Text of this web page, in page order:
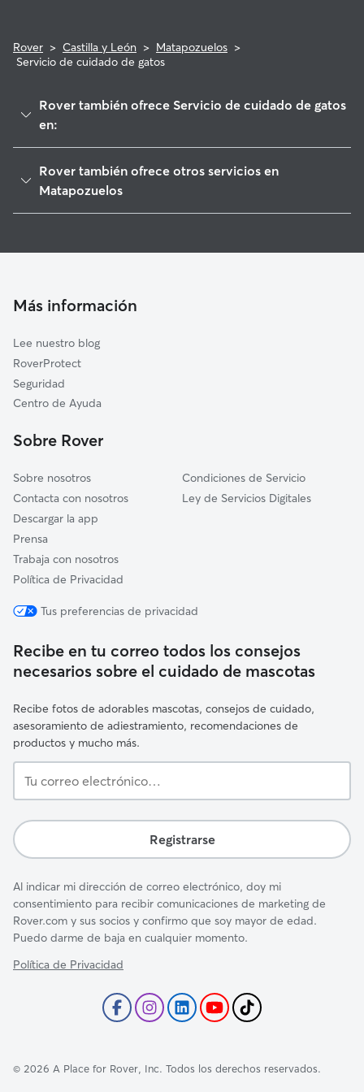
Rover > Castilla y León > Matapozuelos >
Servicio de cuidado de gatos
Rover también ofrece Servicio de cuidado de gatos
en:
Hornillos de Eresma
Mojados
Viana de Cega
Rueda
La Pedraja de Portillo
Rover también ofrece otros servicios en
Matapozuelos
Cuidado de mascota en Matapozuelos
Más información
Lee nuestro blog
RoverProtect
Seguridad
Centro de Ayuda
Sobre Rover
Sobre nosotros
Contacta con nosotros
Descargar la app
Prensa
Trabaja con nosotros
Política de Privacidad
Condiciones de Servicio
Ley de Servicios Digitales
Tus preferencias de privacidad
Recibe en tu correo todos los consejos
necesarios sobre el cuidado de mascotas
Recibe fotos de adorables mascotas, consejos de cuidado,
asesoramiento de adiestramiento, recomendaciones de
productos y mucho más.
correo
Registrarse
Al indicar mi dirección de correo electrónico, doy mi
consentimiento para recibir comunicaciones de marketing de
Rover.com y sus socios y confirmo que soy mayor de edad.
Puedo darme de baja en cualquier momento.
Política de Privacidad
© 2026 A Place for Rover, Inc. Todos los derechos reservados.